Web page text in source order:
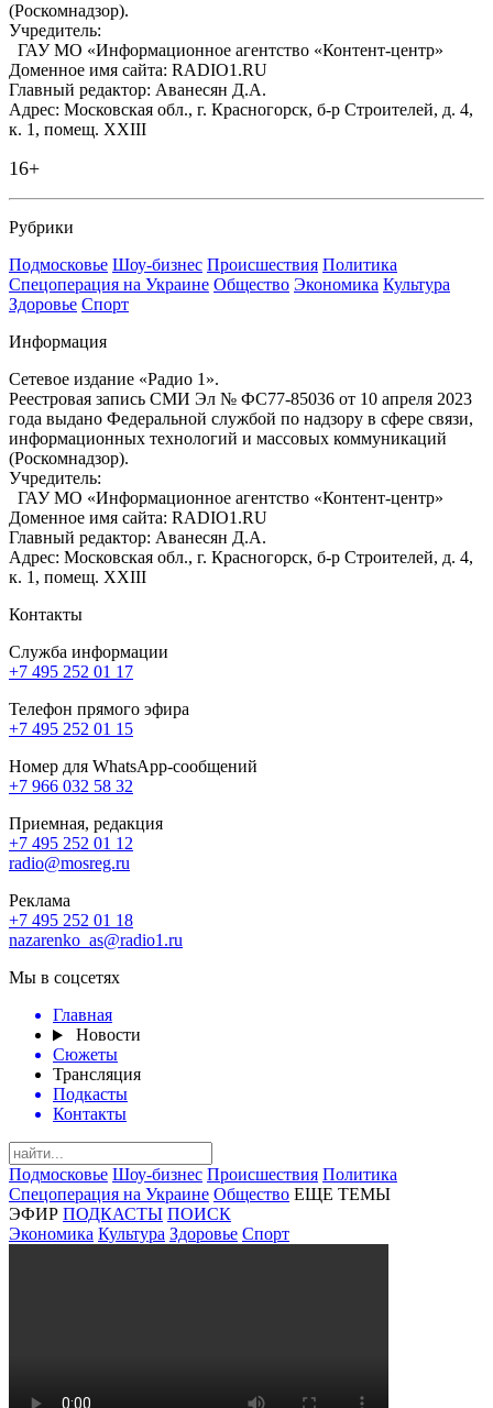
(Роскомнадзор).
Учредитель:
ГАУ МО «Информационное агентство «Контент-центр»
Доменное имя сайта: RADIO1.RU
Главный редактор: Аванесян Д.А.
Адрес: Московская обл., г. Красногорск, б-р Строителей, д. 4,
к. 1, помещ. XXIII
16+
Рубрики
Подмосковье Шоу-бизнес Происшествия Политика
Спецоперация на Украине Общество Экономика Культура
Здоровье Спорт
Информация
Сетевое издание «Радио 1».
Реестровая запись СМИ Эл № ФС77-85036 от 10 апреля 2023
года выдано Федеральной службой по надзору в сфере связи,
информационных технологий и массовых коммуникаций
(Роскомнадзор).
Учредитель:
ГАУ МО «Информационное агентство «Контент-центр»
Доменное имя сайта: RADIO1.RU
Главный редактор: Аванесян Д.А.
Адрес: Московская обл., г. Красногорск, б-р Строителей, д. 4,
к. 1, помещ. XXIII
Контакты
Служба информации
+7 495 252 01 17
Телефон прямого эфира
+7 495 252 01 15
Номер для WhatsApp-сообщений
+7 966 032 58 32
Приемная, редакция
+7 495 252 01 12
radio@mosreg.ru
Реклама
+7 495 252 01 18
nazarenko_as@radio1.ru
Мы в соцсетях
Главная
Новости
Сюжеты
Трансляция
Подкасты
Контакты
Подмосковье Шоу-бизнес Происшествия Политика
Спецоперация на Украине Общество ЕЩЕ ТЕМЫ
ЭФИР ПОДКАСТЫ ПОИСК
Экономика Культура Здоровье Спорт